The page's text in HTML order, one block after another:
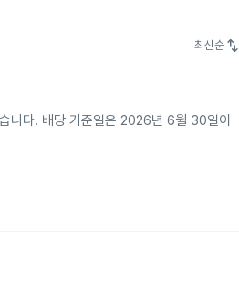
최신순 swap_vert
니다. 배당 기준일은 2026년 6월 30일이